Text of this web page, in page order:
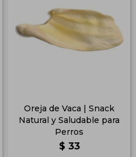
Oreja de Vaca | Snack
Natural y Saludable para
Perros
$ 33